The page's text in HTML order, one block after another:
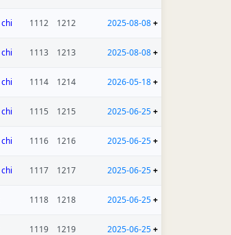
chi 1112 1212 2025-08-08+
chi 1113 1213 2025-08-08+
chi 1114 1214 2026-05-18+
chi 1115 1215 2025-06-25+
chi 1116 1216 2025-06-25+
chi 1117 1217 2025-06-25+
1118 1218 2025-06-25+
1119 1219 2025-06-25+